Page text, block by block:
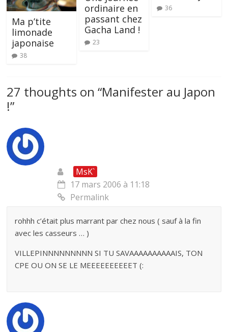
Ma p’tite
limonade
japonaise
38
ordinaire en
passant chez
Gacha Land !
23
36
27 thoughts on “Manifester au Japon
!”
MsK`
17 mars 2006 à 11:18
Permalink
rohhh c’était plus marrant par chez nous ( sauf à la fin
avec les casseurs … )
VILLEPINNNNNNNNN SI TU SAVAAAAAAAAAAIS, TON
CPE OU ON SE LE MEEEEEEEEEET (: